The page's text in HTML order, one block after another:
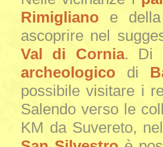
Rimigliano e della
ascoprire nel
Val di Cornia. Di
archeologico di
possibile visitare i
Salendo verso le
KM da Suvereto, nel